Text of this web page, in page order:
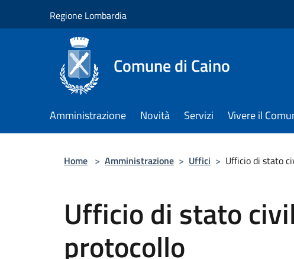
Regione Lombardia
Comune di Caino
Amministrazione Novità Servizi Vivere il
Home > Amministrazione > Uffici > Ufficio di stato
Ufficio di stato
protocollo